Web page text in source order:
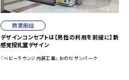
商業施設
デザインコンセプトは【男性の利用を前提に】新
感覚授乳室デザイン
『ベビーラウンジ内装工事』おのだサンパーク